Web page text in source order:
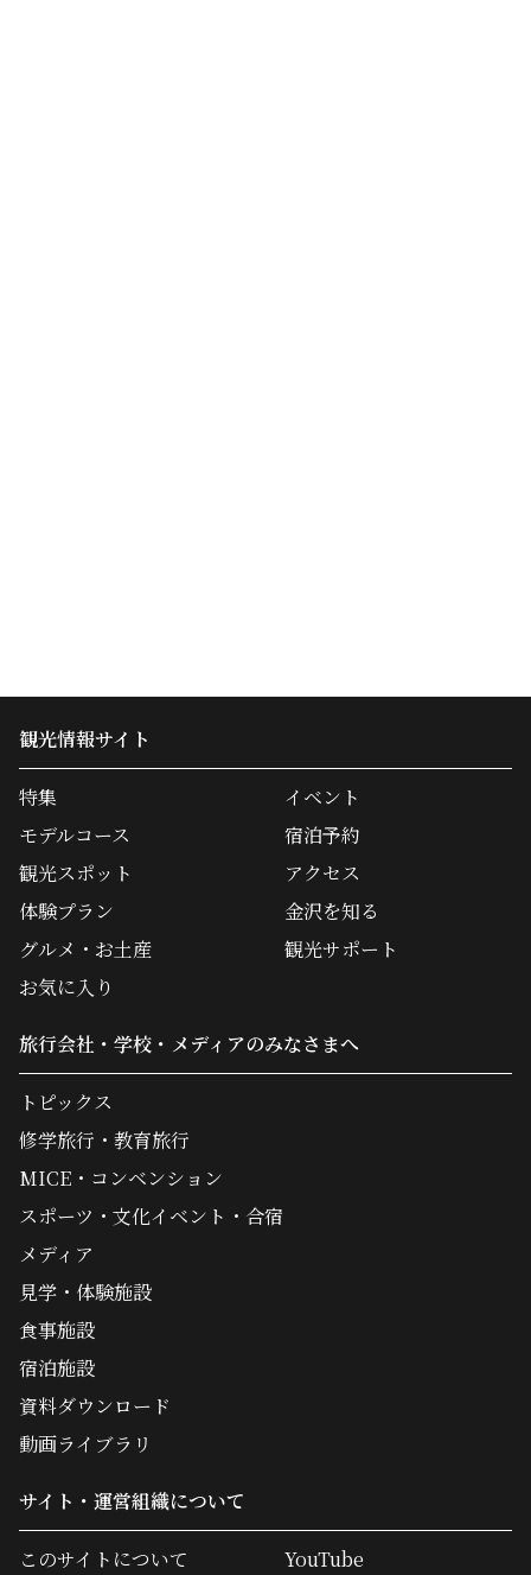
観光情報サイト
特集
モデルコース
観光スポット
体験プラン
グルメ・お土産
イベント
宿泊予約
アクセス
金沢を知る
観光サポート
お気に入り
旅行会社・学校・メディアのみなさまへ
トピックス
修学旅行・教育旅行
MICE・コンベンション
スポーツ・文化イベント・合宿
メディア
見学・体験施設
食事施設
宿泊施設
資料ダウンロード
動画ライブラリ
サイト・運営組織について
このサイトについて
YouTube